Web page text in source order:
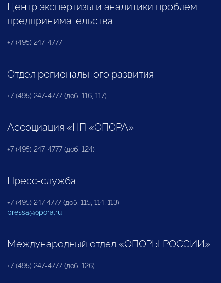
Центр экспертизы и аналитики проблем
предпринимательства
+7 (495) 247-4777
Отдел регионального развития
+7 (495) 247-4777 (доб. 116, 117)
Ассоциация «НП «ОПОРА»
+7 (495) 247-4777 (доб. 124)
Пресс-служба
+7 (495) 247 4777 (доб. 115, 114, 113)
pressa@opora.ru
Международный отдел «ОПОРЫ РОССИИ»
+7 (495) 247-4777 (доб. 126)